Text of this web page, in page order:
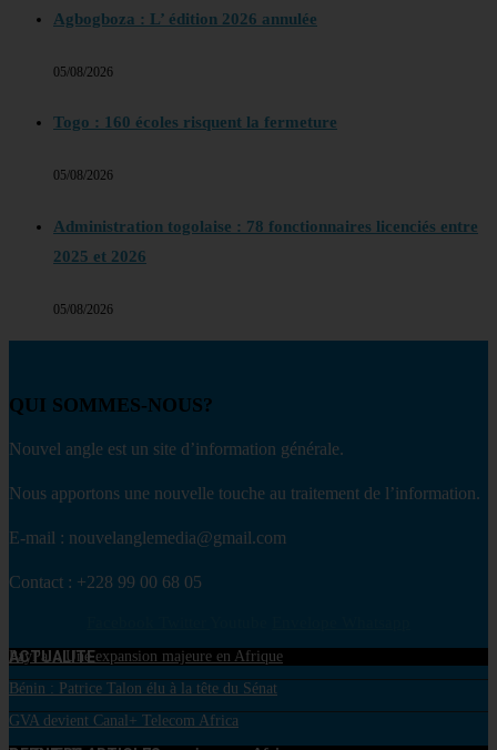
Agbogboza : L’ édition 2026 annulée
05/08/2026
Togo : 160 écoles risquent la fermeture
05/08/2026
Administration togolaise : 78 fonctionnaires licenciés entre
2025 et 2026
05/08/2026
QUI SOMMES-NOUS?
Nouvel angle est un site d’information générale.
Nous apportons une nouvelle touche au traitement de l’information.
E-mail : nouvelanglemedia@gmail.com
Contact : +228 99 00 68 05
ACTUALITE
PayPal : Une expansion majeure en Afrique
Bénin : Patrice Talon élu à la tête du Sénat
GVA devient Canal+ Telecom Africa